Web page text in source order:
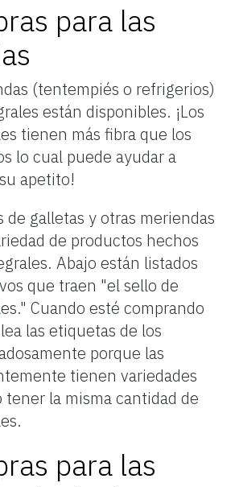
para las
(tentempiés o refrigerios)
están disponibles. ¡Los
tienen más fibra que los
lo cual puede ayudar a
apetito!
de galletas y otras meriendas
de productos hechos
Abajo están listados
que traen "el sello de
Cuando esté comprando
las etiquetas de los
porque las
tienen variedades
la misma cantidad de
para las